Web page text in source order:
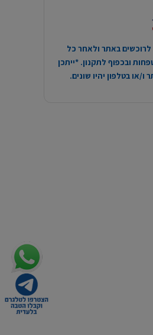
באתר ולאחר כל
ובכפוף לתקנון. *ייתכן
או בטלפון יהיו שונים.